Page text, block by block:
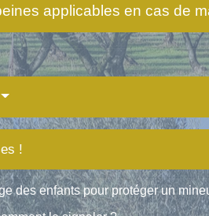
applicables en cas de
!
des enfants pour protéger un